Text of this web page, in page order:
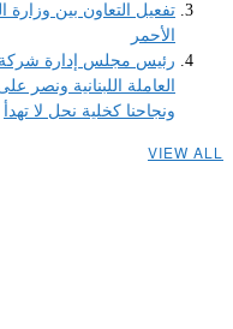
تفعيل التعاون بين وزارة
الأحمر
العاملة اللبنانية ونصر
ونجاحنا كخلية نحل لا تهدأ
VIEW ALL